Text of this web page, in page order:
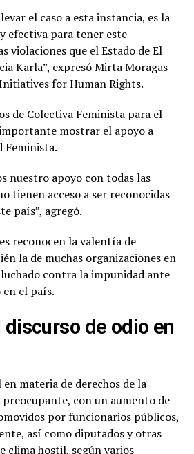
el caso a esta instancia, es la
efectiva para tener este
violaciones que el Estado de El
Karla”, expresó Mirta Moragas
for Human Rights.
de Colectiva Feminista para el
mostrar el apoyo a
Feminista.
nuestro apoyo con todas las
tienen acceso a ser reconocidas
país”, agregó.
reconocen la valentía de
la de muchas organizaciones en
contra la impunidad ante
el país.
de odio en
materia de derechos de la
preocupante, con un aumento de
por funcionarios públicos,
así como diputados y otras
clima hostil, según varios